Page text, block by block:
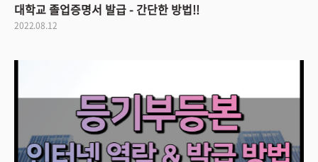
대학교 졸업증명서 발급 - 간단한 방법!!
2022.08.12